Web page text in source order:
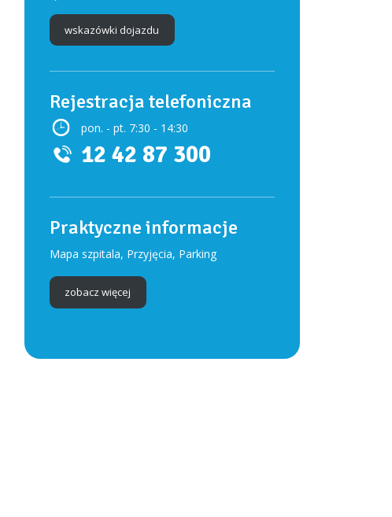
wskazówki dojazdu
Rejestracja telefoniczna
pon. - pt. 7:30 - 14:30
12 42 87 300
Praktyczne informacje
Mapa szpitala, Przyjęcia, Parking
zobacz więcej